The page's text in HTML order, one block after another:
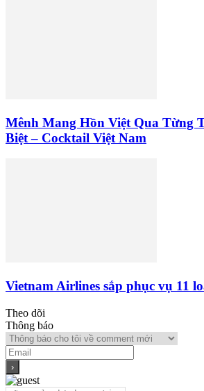
Mênh Mang Hồn Việt Qua Từng
Biệt – Cocktail Việt Nam
Vietnam Airlines sắp phục vụ 11
Theo dõi
Thông báo